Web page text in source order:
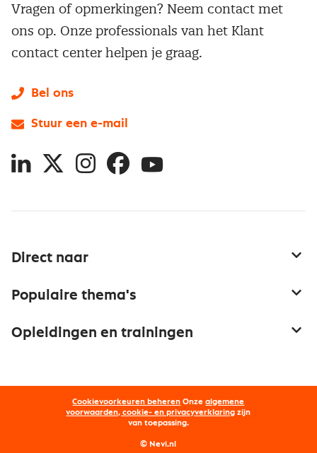
Direct naar
Netwerk en communities
Word lid van Nevi
Nevi PMI®
Populaire thema's
Onderhandelen
Opleidingen en trainingen
Opleidingen
Maatwerk
Vragen of opmerkingen? Neem contact met
ons op. Onze professionals van het Klant
contact center helpen je graag.
Bel ons
Stuur een e-mail
LinkedIn
X InstagramFacebookYouTube
Cookievoorkeuren beheren Onzealgemene
voorwaarden, cookie- en privacyverklaring zijn
van toepassing.
© Nevi.nl